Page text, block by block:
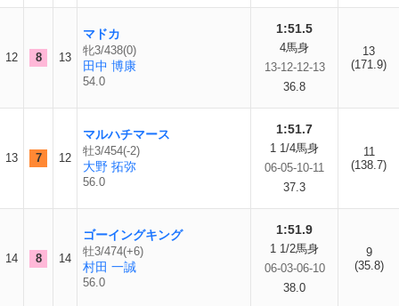
12 8 13
マドカ
牝3/438(0)
田中 博康
54.0
1:51.5
4馬身
13-12-12-13
36.8
13
(171.9)
13 7 12
マルハチマース
牡3/454(-2)
大野 拓弥
56.0
1:51.7
1 1/4馬身
06-05-10-11
37.3
11
(138.7)
14 8 14
ゴーイングキング
牡3/474(+6)
村田 一誠
56.0
1:51.9
1 1/2馬身
06-03-06-10
38.0
9
(35.8)